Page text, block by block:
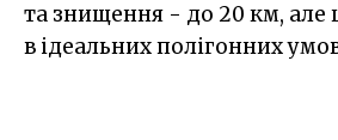
та знищення - до 20 км, але
в ідеальних полігонних